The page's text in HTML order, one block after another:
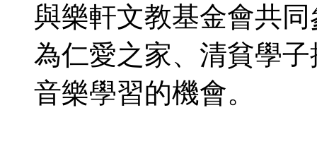
與樂軒文教基金會共
為仁愛之家、清貧學
音樂學習的機會。